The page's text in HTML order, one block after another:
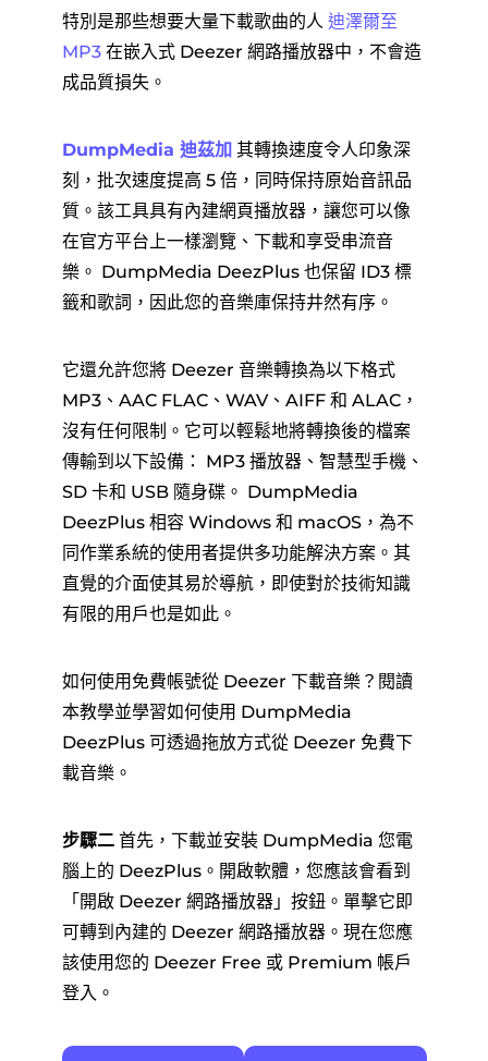
特別是那些想要大量下載歌曲的人 迪澤爾至
MP3在嵌入式 Deezer 網路播放器中，不會造
成品質損失。
DumpMedia 迪茲加 其轉換速度令人印象深
刻，批次速度提高 5 倍，同時保持原始音訊品
質。該工具具有內建網頁播放器，讓您可以像
在官方平台上一樣瀏覽、下載和享受串流音
樂。 DumpMedia DeezPlus 也保留 ID3 標
籤和歌詞，因此您的音樂庫保持井然有序。
它還允許您將 Deezer 音樂轉換為以下格式
MP3、AAC FLAC、WAV、AIFF 和 ALAC，
沒有任何限制。它可以輕鬆地將轉換後的檔案
傳輸到以下設備： MP3 播放器、智慧型手機、
SD 卡和 USB 隨身碟。 DumpMedia
DeezPlus 相容 Windows 和 macOS，為不
同作業系統的使用者提供多功能解決方案。其
直覺的介面使其易於導航，即使對於技術知識
有限的用戶也是如此。
如何使用免費帳號從 Deezer 下載音樂？閱讀
本教學並學習如何使用 DumpMedia
DeezPlus 可透過拖放方式從 Deezer 免費下
載音樂。
步驟二首先，下載並安裝 DumpMedia 您電
腦上的 DeezPlus。開啟軟體，您應該會看到
「開啟 Deezer 網路播放器」按鈕。單擊它即
可轉到內建的 Deezer 網路播放器。現在您應
該使用您的 Deezer Free 或 Premium 帳戶
登入。